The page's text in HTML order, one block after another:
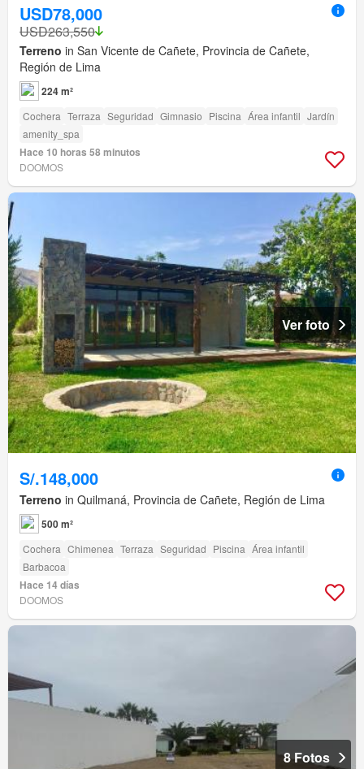
USD78,000
USD263,550
Terreno in San Vicente de Cañete, Provincia de Cañete,
Región de Lima
224 m²
Cochera Terraza Seguridad Gimnasio Piscina Área infantil Jardín
amenity_spa
Hace 10 horas 58 minutos
DOOMOS
Ver foto
S/.148,000
Terreno in Quilmaná, Provincia de Cañete, Región de Lima
500 m²
Cochera Chimenea Terraza Seguridad Piscina Área infantil
Barbacoa
Hace 14 días
DOOMOS
8 Fotos